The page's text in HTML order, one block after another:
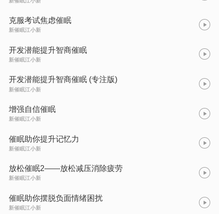
克服考试焦虑催眠
新催眠江小新
开发潜能提升智商催眠
新催眠江小新
开发潜能提升智商催眠 (专注版)
新催眠江小新
增强自信催眠
新催眠江小新
催眠助你提升记忆力
新催眠江小新
放松催眠2——放松减压消除疲劳
新催眠江小新
催眠助你摆脱负面情绪困扰
新催眠江小新